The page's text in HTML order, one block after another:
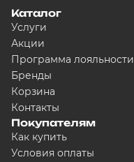
Каталог
Услуги
Акции
Программа лояльности
Бренды
Корзина
Контакты
Покупателям
Как купить
Условия оплаты